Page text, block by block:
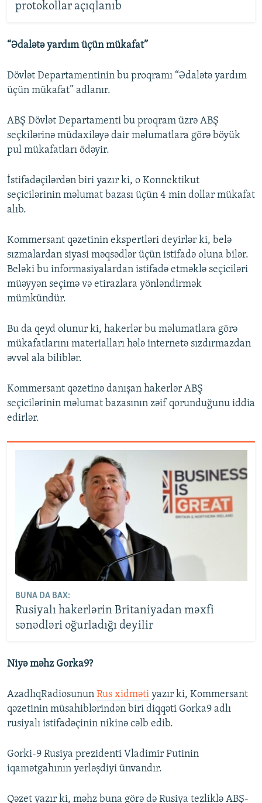
protokollar açıqlanıb
“Ədalətə yardım üçün mükafat”
Dövlət Departamentinin bu proqramı “Ədalətə yardım
üçün mükafat” adlanır.
ABŞ Dövlət Departamenti bu proqram üzrə ABŞ
seçkilərinə müdaxiləyə dair məlumatlara görə böyük
pul mükafatları ödəyir.
İstifadəçilərdən biri yazır ki, o Konnektikut
seçicilərinin məlumat bazası üçün 4 min dollar mükafat
alıb.
Kommersant qəzetinin ekspertləri deyirlər ki, belə
sızmalardan siyasi məqsədlər üçün istifadə oluna bilər.
Beləki bu informasiyalardan istifadə etməklə seçiciləri
müəyyən seçimə və etirazlara yönləndirmək
mümkündür.
Bu da qeyd olunur ki, hakerlər bu məlumatlara görə
mükafatlarını materialları hələ internetə sızdırmazdan
əvvəl ala biliblər.
Kommersant qəzetinə danışan hakerlər ABŞ
seçicilərinin məlumat bazasının zəif qorunduğunu iddia
edirlər.
BUNA DA BAX:
Rusiyalı hakerlərin Britaniyadan məxfi
sənədləri oğurladığı deyilir
Niyə məhz Gorka9?
AzadlıqRadiosunun Rus xidməti yazır ki, Kommersant
qəzetinin müsahiblərindən biri diqqəti Gorka9 adlı
rusiyalı istifadəçinin nikinə cəlb edib.
Gorki-9 Rusiya prezidenti Vladimir Putinin
iqamətgahının yerləşdiyi ünvandır.
Qəzet yazır ki, məhz buna görə də Rusiya tezliklə ABŞ-